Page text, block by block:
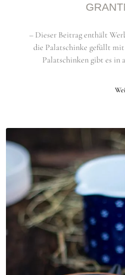
– Dieser Beitrag enthält
die Palatschinke gefüllt mit
Palatschinken gibt es in